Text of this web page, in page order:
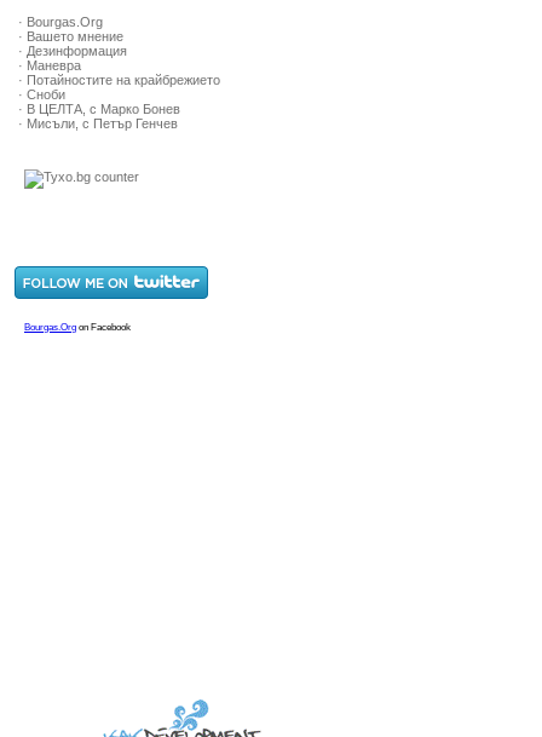
· Bourgas.Org
· Вашето мнение
· Дезинформация
· Маневра
· Потайностите на крайбрежието
· Сноби
· В ЦЕЛТА, с Марко Бонев
· Мисъли, с Петър Генчев